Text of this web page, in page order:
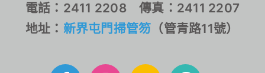
電話：2411 2208 傳真：2411 2207
地址： 新界屯門掃管笏 （管青路11號）